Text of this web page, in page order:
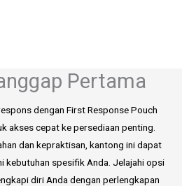
Pertama
dengan First Response Pouch
akses cepat ke persediaan penting.
dan kepraktisan, kantong ini dapat
kebutuhan spesifik Anda. Jelajahi opsi
diri Anda dengan perlengkapan